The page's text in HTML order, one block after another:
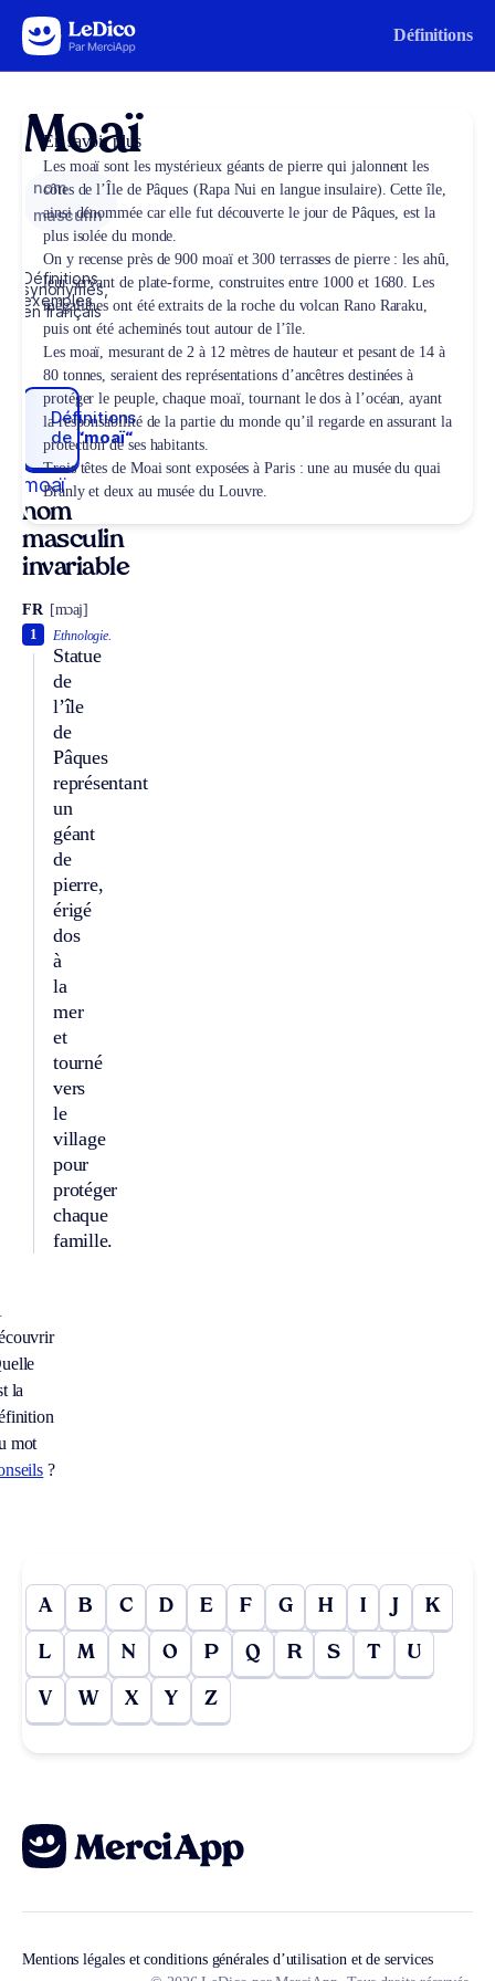
Aller au contenu Définitions
Moaï
nom
masculin
Définitions,
synonymes,
exemples
en français
Définitions
de“moaï“
moaï
nom
masculin
invariable
FR [mɔaj]
Ethnologie.
Statue
de
l’île
de
Pâques
représentant
un
géant
de
pierre,
érigé
dos
à
la
mer
et
tourné
vers
le
village
pour
protéger
chaque
famille.
1
la
mot
?
En savoir plus
Les moaï sont les mystérieux géants de pierre qui jalonnent les
côtes de l’Île de Pâques (Rapa Nui en langue insulaire). Cette île,
ainsi dénommée car elle fut découverte le jour de Pâques, est la
plus isolée du monde.
On y recense près de 900 moaï et 300 terrasses de pierre : les ahû,
leur servant de plate-forme, construites entre 1000 et 1680. Les
mégalithes ont été extraits de la roche du volcan Rano Raraku,
puis ont été acheminés tout autour de l’île.
Les moaï, mesurant de 2 à 12 mètres de hauteur et pesant de 14 à
80 tonnes, seraient des représentations d’ancêtres destinées à
protéger le peuple, chaque moaï, tournant le dos à l’océan, ayant
la responsabilité de la partie du monde qu’il regarde en assurant la
protection de ses habitants.
Trois têtes de Moai sont exposées à Paris : une au musée du quai
Branly et deux au musée du Louvre.
A B C D E F G H I J K
L M N O P Q R S T U
V W X Y Z
Mentions légales et conditions générales d’utilisation et de services